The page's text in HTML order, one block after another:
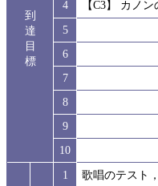
到
達
目
標
4
【C3】 カノ
5
6
7
8
9
10
1
歌唱のテスト